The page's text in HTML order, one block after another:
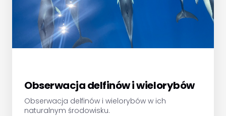
Obserwacja delfinów i wielorybów
Obserwacja delfinów i wielorybów w ich
naturalnym środowisku.